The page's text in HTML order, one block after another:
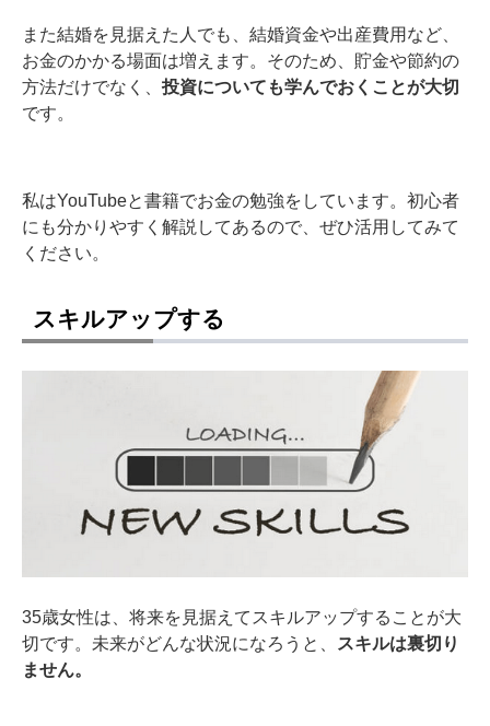
また結婚を見据えた人でも、結婚資金や出産費用など、
お金のかかる場面は増えます。そのため、貯金や節約の
方法だけでなく、 投資についても学んでおくことが大切
です。
私はYouTubeと書籍でお金の勉強をしています。初心者
にも分かりやすく解説してあるので、ぜひ活用してみて
ください。
スキルアップする
35歳女性は、将来を見据えてスキルアップすることが大
切です。未来がどんな状況になろうと、
スキルは裏切り
ません。